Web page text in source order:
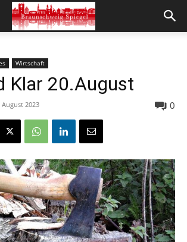
Wirtschaft
Klar 20.August
August 2023 0